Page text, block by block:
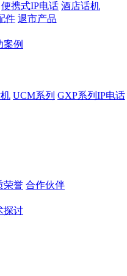
便携式IP电话 酒店话机
件 退市产品
案例
UCM系列 GXP系列IP电话
荣誉 合作伙伴
探讨